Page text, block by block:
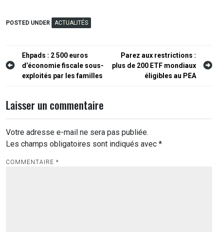
POSTED UNDER ACTUALITÉS
Navigation
de
Ehpads : 2 500 euros
d’économie fiscale sous-
exploités par les familles
Parez aux restrictions :
plus de 200 ETF mondiaux
éligibles au PEA
Laisser un commentaire
Votre adresse e-mail ne sera pas publiée.
Les champs obligatoires sont indiqués avec *
COMMENTAIRE *